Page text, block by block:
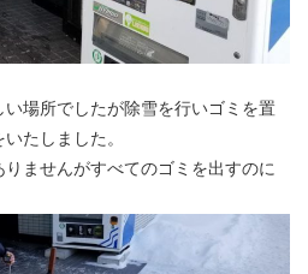
場所でしたが除雪を行いゴミを置
たしました。
ませんがすべてのゴミを出すのに